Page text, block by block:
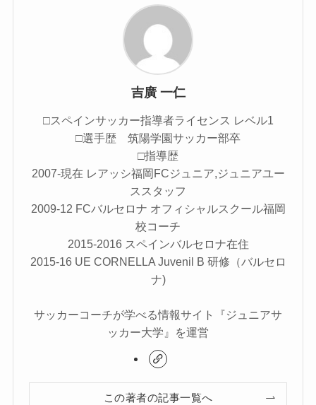
吉廣 一仁
□スペインサッカー指導者ライセンス レベル1
□選手歴 筑陽学園サッカー部卒
□指導歴
2007-現在 レアッシ福岡FCジュニア,ジュニアユー
ススタッフ
2009-12 FCバルセロナ オフィシャルスクール福岡
校コーチ
2015-2016 スペインバルセロナ在住
2015-16 UE CORNELLA Juvenil B 研修（バルセロ
ナ)
サッカーコーチが学べる情報サイト『ジュニアサ
ッカー大学』を運営
この著者の記事一覧へ